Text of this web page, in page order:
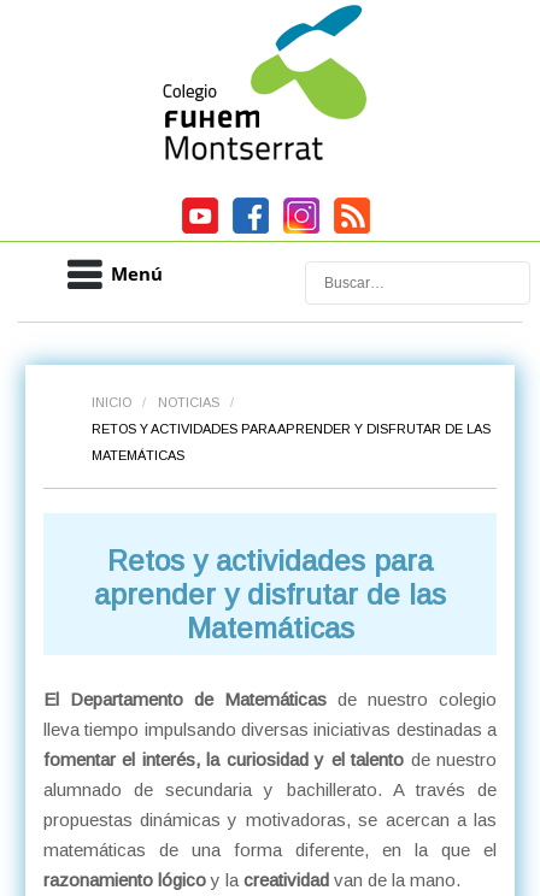
Menú Buscar
INICIO / NOTICIAS
/
RETOS Y ACTIVIDADES PARA APRENDER Y DISFRUTAR DE LAS
MATEMÁTICAS
Retos y actividades para
aprender y disfrutar de las
Matemáticas
El Departamento de Matemáticas de nuestro colegio
lleva tiempo impulsando diversas iniciativas destinadas a
fomentar el interés, la curiosidad y el talento de nuestro
alumnado de secundaria y bachillerato. A través de
propuestas dinámicas y motivadoras, se acercan a las
matemáticas de una forma diferente, en la que el
razonamiento lógicoy la creatividadvan de la mano.